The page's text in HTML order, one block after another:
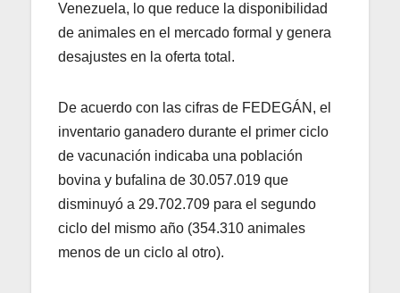
Venezuela, lo que reduce la disponibilidad
de animales en el mercado formal y genera
desajustes en la oferta total.
De acuerdo con las cifras de FEDEGÁN, el
inventario ganadero durante el primer ciclo
de vacunación indicaba una población
bovina y bufalina de 30.057.019 que
disminuyó a 29.702.709 para el segundo
ciclo del mismo año (354.310 animales
menos de un ciclo al otro).